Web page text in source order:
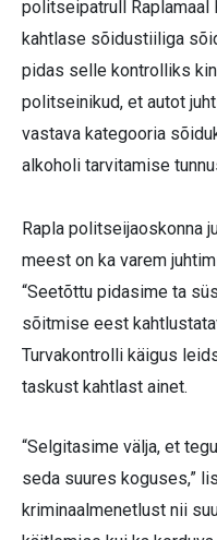
politseipatrull
kahtlase sõidustiiliga
pidas selle kontrolliks
politseinikud, et autot
vastava kategooria
alkoholi tarvitamise
Rapla politseijaoskonna
meest on ka varem
“Seetõttu pidasime ta
sõitmise eest
Turvakontrolli käigus
taskust kahtlast ainet.
“Selgitasime välja, et
seda suures koguses,”
kriminaalmenetlust nii